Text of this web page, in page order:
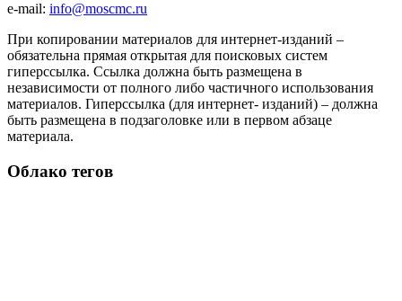
e-mail: info@moscmc.ru
При копировании материалов для интернет-изданий –
обязательна прямая открытая для поисковых систем
гиперссылка. Ссылка должна быть размещена в
независимости от полного либо частичного использования
материалов. Гиперссылка (для интернет- изданий) – должна
быть размещена в подзаголовке или в первом абзаце
материала.
Облако тегов